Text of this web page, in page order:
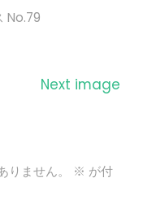
No.79
Next image
ません。 ※ が付